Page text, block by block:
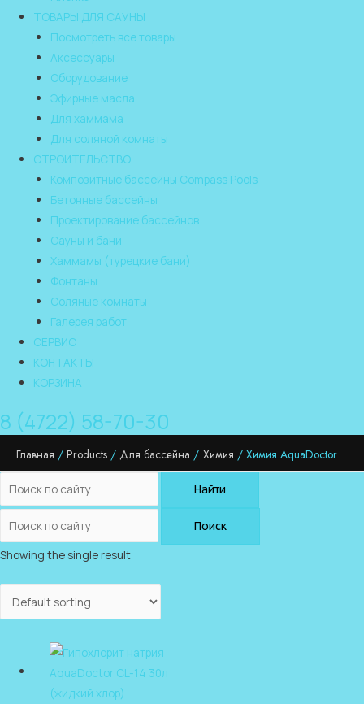
ТОВАРЫ ДЛЯ САУНЫ
Посмотреть все товары
Аксессуары
Оборудование
Эфирные масла
Для хаммама
Для соляной комнаты
СТРОИТЕЛЬСТВО
Композитные бассейны Compass Pools
Бетонные бассейны
Проектирование бассейнов
Сауны и бани
Хаммамы (турецкие бани)
Фонтаны
Соляные комнаты
Галерея работ
СЕРВИС
КОНТАКТЫ
КОРЗИНА
8 (4722) 58-70-30
Главная Products Для бассейна Химия Химия AquaDoctor
Найти
Поиск
Showing the single result